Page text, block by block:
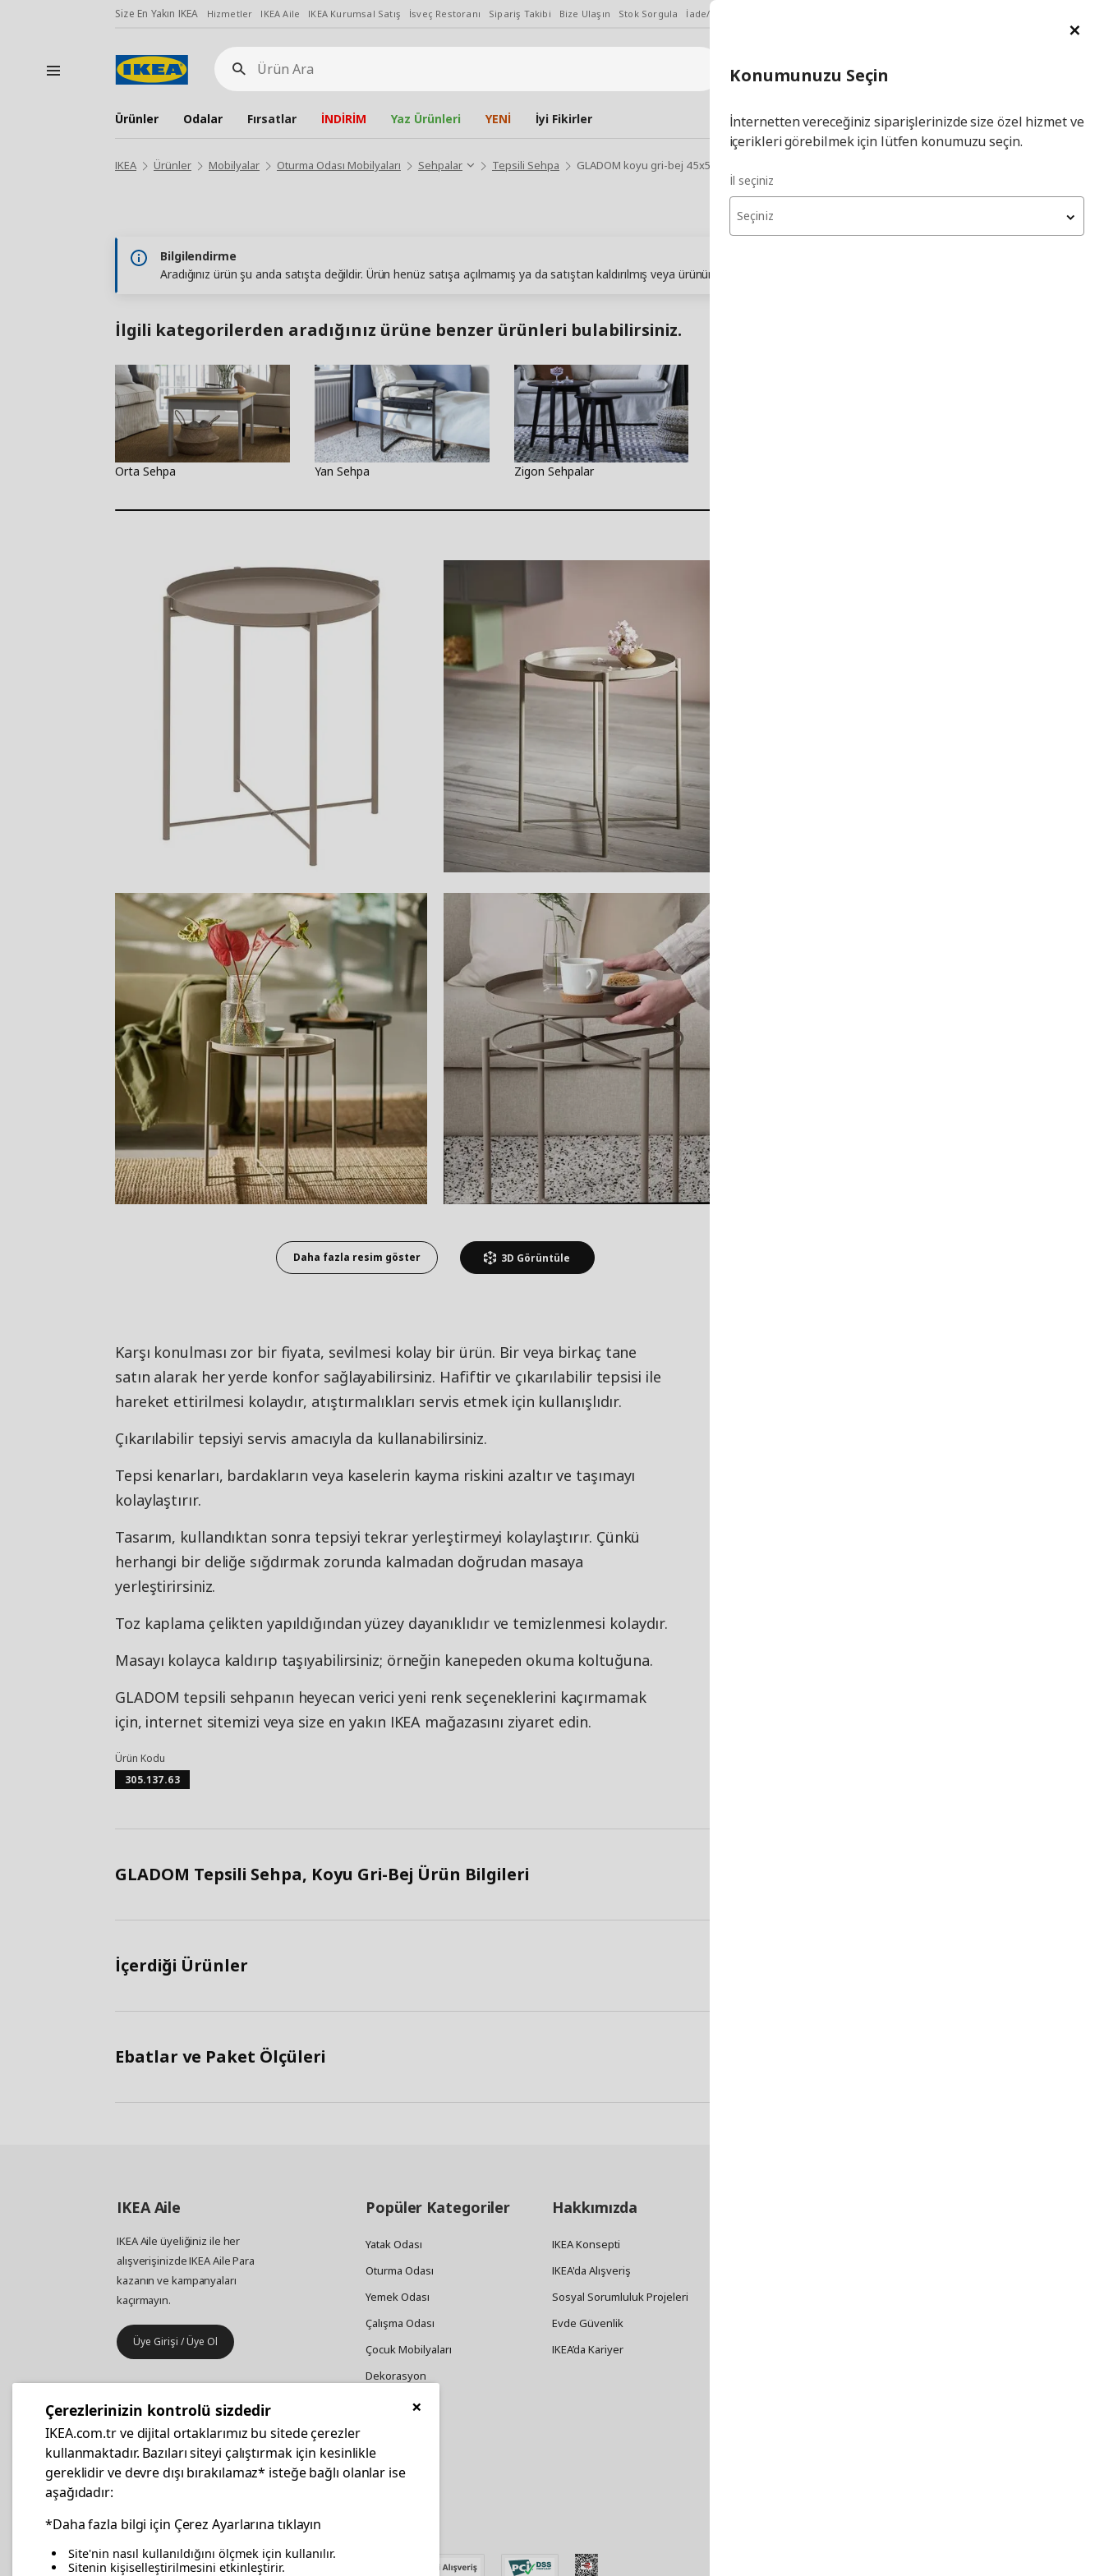
Size En Yakın IKEA Hizmetler IKEA Aile IKEA Kurumsal Satış İsveç Restoranı Sipariş Takibi Bize Ulaşın Stok Sorgula İade/Değişim Talebi
Ürün
Ara
İl Seçiniz İl
Hej! Üye Girişi / Üye Ol
Ürünler Odalar Fırsatlar İNDİRİM Yaz Ürünleri YENİ İyi Fikirler
IKEA Ürünler Mobilyalar Oturma Odası Mobilyaları Sehpalar Tepsili Sehpa GLADOM koyu gri-bej 45x53 cm tepsili sehpa
Bilgilendirme
Aradığınız ürün şu anda satışta değildir. Ürün henüz satışa açılmamış ya da satıştan kaldırılmış veya ürünün stokları tükenmiş olabilir. Lütfen daha sonra yeniden deneyin.
İlgili kategorilerden aradığınız ürüne benzer ürünleri bulabilirsiniz.
Orta Sehpa Yan Sehpa Zigon Sehpalar
Daha fazla resim göster 3D Görüntüle
Karşı konulması zor bir fiyata, sevilmesi kolay bir ürün. Bir veya birkaç tane
satın alarak her yerde konfor sağlayabilirsiniz. Hafiftir ve çıkarılabilir tepsisi ile
hareket ettirilmesi kolaydır, atıştırmalıkları servis etmek için kullanışlıdır.
Çıkarılabilir tepsiyi servis amacıyla da kullanabilirsiniz.
Tepsi kenarları, bardakların veya kaselerin kayma riskini azaltır ve taşımayı
kolaylaştırır.
Tasarım, kullandıktan sonra tepsiyi tekrar yerleştirmeyi kolaylaştırır. Çünkü
herhangi bir deliğe sığdırmak zorunda kalmadan doğrudan masaya
yerleştirirsiniz.
Toz kaplama çelikten yapıldığından yüzey dayanıklıdır ve temizlenmesi kolaydır.
Masayı kolayca kaldırıp taşıyabilirsiniz; örneğin kanepeden okuma koltuğuna.
GLADOM tepsili sehpanın heyecan verici yeni renk seçeneklerini kaçırmamak
için, internet sitemizi veya size en yakın IKEA mağazasını ziyaret edin.
Ürün Kodu
305.137.63
GLADOM Tepsili Sehpa, Koyu Gri-Bej Ürün Bilgileri
İçerdiği Ürünler
Ebatlar ve Paket Ölçüleri
IKEAAile
IKEA Aile üyeliğiniz ile her
alışverişinizde IKEA Aile Para
kazanın ve kampanyaları
kaçırmayın.
Üye Girişi / Üye Ol
İş yeri mobilya ve aksesuar
alışverişleriniz IKEA Kurumsal Kart
ile daha hesaplı.
Popüler Kategoriler
Yatak Odası
Oturma Odası
Yemek Odası
Çalışma Odası
Çocuk Mobilyaları
Dekorasyon
Züccaciye
Hakkımızda
IKEA Konsepti
IKEA'da Alışveriş
Sosyal Sorumluluk Projeleri
Evde Güvenlik
IKEA’da Kariyer
Konumunuzu Seçin
İnternetten vereceğiniz siparişlerinizde size özel hizmet ve
içerikleri görebilmek için lütfen konumuzu seçin.
İl seçiniz
Seçiniz
×
Çerezlerinizin kontrolü sizdedir
IKEA.com.tr ve dijital ortaklarımız bu sitede çerezler
kullanmaktadır. Bazıları siteyi çalıştırmak için kesinlikle
gereklidir ve devre dışı bırakılamaz* isteğe bağlı olanlar ise
aşağıdadır:
*Daha fazla bilgi için Çerez Ayarlarına tıklayın
Site'nin nasıl kullanıldığını ölçmek için kullanılır.
Sitenin kişiselleştirilmesini etkinleştirir.